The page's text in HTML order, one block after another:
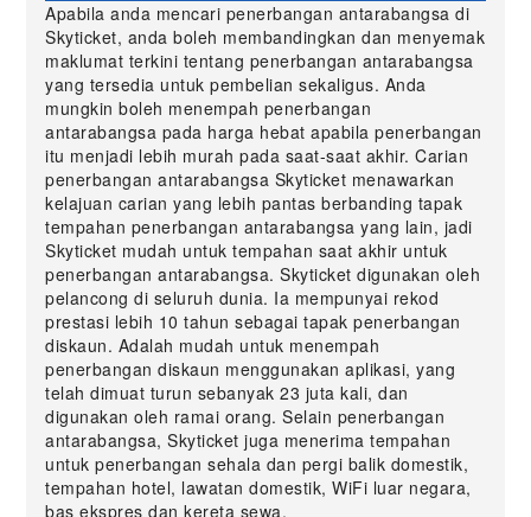
Apabila anda mencari penerbangan antarabangsa di
Skyticket, anda boleh membandingkan dan menyemak
maklumat terkini tentang penerbangan antarabangsa
yang tersedia untuk pembelian sekaligus. Anda
mungkin boleh menempah penerbangan
antarabangsa pada harga hebat apabila penerbangan
itu menjadi lebih murah pada saat-saat akhir. Carian
penerbangan antarabangsa Skyticket menawarkan
kelajuan carian yang lebih pantas berbanding tapak
tempahan penerbangan antarabangsa yang lain, jadi
Skyticket mudah untuk tempahan saat akhir untuk
penerbangan antarabangsa. Skyticket digunakan oleh
pelancong di seluruh dunia. Ia mempunyai rekod
prestasi lebih 10 tahun sebagai tapak penerbangan
diskaun. Adalah mudah untuk menempah
penerbangan diskaun menggunakan aplikasi, yang
telah dimuat turun sebanyak 23 juta kali, dan
digunakan oleh ramai orang. Selain penerbangan
antarabangsa, Skyticket juga menerima tempahan
untuk penerbangan sehala dan pergi balik domestik,
tempahan hotel, lawatan domestik, WiFi luar negara,
bas ekspres dan kereta sewa.